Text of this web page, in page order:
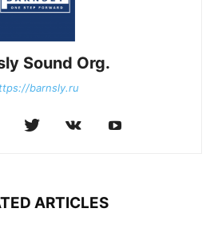
Sound Org.
barnsly.ru
ARTICLES